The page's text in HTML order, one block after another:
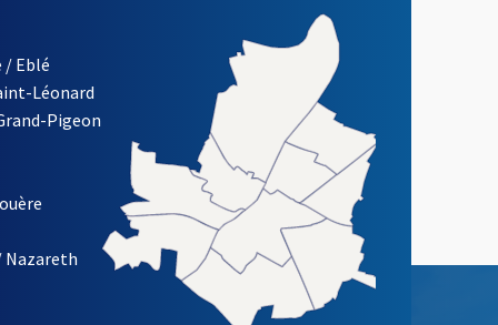
D'INFORMATION DE LA VILLE D'ANGERS
/ Eblé
Léonard
Pigeon
Nazareth